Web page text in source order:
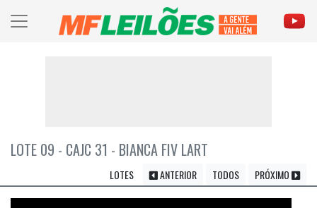
LOTE 09 - CAJC 31 - BIANCA FIV LART
LOTES ANTERIOR TODOS PRÓXIMO